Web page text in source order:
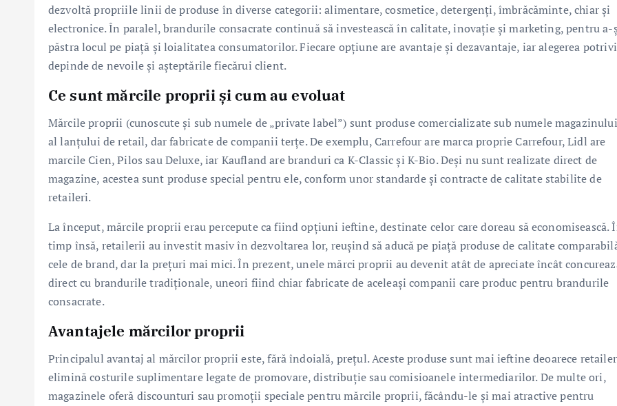
dezvoltă propriile linii de produse în diverse categorii: alimentare, cosmetice, detergenți, îmbrăcăminte, chiar și
electronice. În paralel, brandurile consacrate continuă să investească în calitate, inovație și marketing, pentru a-
păstra locul pe piață și loialitatea consumatorilor. Fiecare opțiune are avantaje și dezavantaje, iar alegerea
depinde de nevoile și așteptările fiecărui client.
Ce sunt mărcile proprii și cum au evoluat
Mărcile proprii (cunoscute și sub numele de „private label”) sunt produse comercializate sub numele
al lanțului de retail, dar fabricate de companii terțe. De exemplu, Carrefour are marca proprie Carrefour, Lidl are
marcile Cien, Pilos sau Deluxe, iar Kaufland are branduri ca K-Classic și K-Bio. Deși nu sunt realizate direct de
magazine, acestea sunt produse special pentru ele, conform unor standarde și contracte de calitate stabilite de
retaileri.
La început, mărcile proprii erau percepute ca fiind opțiuni ieftine, destinate celor care doreau să economisească.
timp însă, retailerii au investit masiv în dezvoltarea lor, reușind să aducă pe piață produse de calitate
cele de brand, dar la prețuri mai mici. În prezent, unele mărci proprii au devenit atât de apreciate încât
direct cu brandurile tradiționale, uneori fiind chiar fabricate de aceleași companii care produc pentru brandurile
consacrate.
Avantajele mărcilor proprii
Principalul avantaj al mărcilor proprii este, fără îndoială, prețul. Aceste produse sunt mai ieftine deoarece
elimină costurile suplimentare legate de promovare, distribuție sau comisioanele intermediarilor. De multe ori,
magazinele oferă discounturi sau promoții speciale pentru mărcile proprii, făcându-le și mai atractive pentru